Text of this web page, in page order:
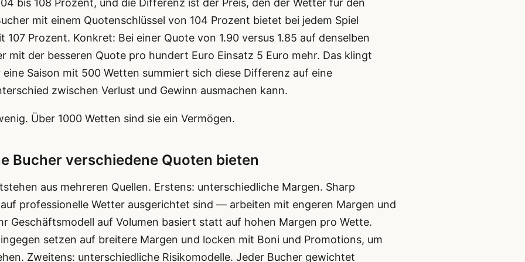
mit einem Quotenschlüssel von 104 Prozent bietet bei jedem Spiel
107 Prozent. Konkret: Bei einer Quote von 1.90 versus 1.85 auf denselben
mit der besseren Quote pro hundert Euro Einsatz 5 Euro mehr. Das klingt
Saison mit 500 Wetten summiert sich diese Differenz auf eine
zwischen Verlust und Gewinn ausmachen kann.
Über 1000 Wetten sind sie ein Vermögen.
Bucher verschiedene Quoten bieten
aus mehreren Quellen. Erstens: unterschiedliche Margen. Sharp
professionelle Wetter ausgerichtet sind — arbeiten mit engeren Margen und
Geschäftsmodell auf Volumen basiert statt auf hohen Margen pro Wette.
setzen auf breitere Margen und locken mit Boni und Promotions, um
Zweitens: unterschiedliche Risikomodelle. Jeder Bucher gewichtet